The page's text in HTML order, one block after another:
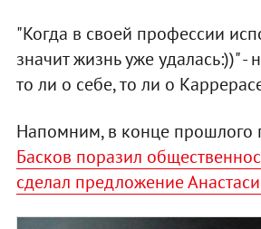
"Когда в своей профессии
значит жизнь уже удалась:))" -
то ли о себе, то ли о
Напомним, в конце прошлого
Басков поразил
сделал предложение